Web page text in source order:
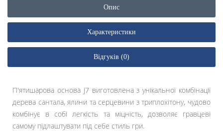
Опис
Характеристики
Відгуків (0)
П'ятишарова основа J7 виготовлена з унікальної комбінації
дерева сантала, ялини та серцевини з триплохітону, чудово
комбінує в собі легкість та міцність, дозволяє гравцеві
самому підлаштувати під себе стиль гри.